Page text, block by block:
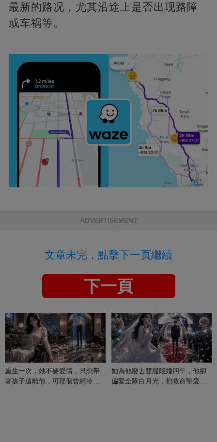
最新的路况，尤其沿途上是否出现路障
或车祸等。
ADVERTISEMENT
文章未完，點擊下一頁繼續
下一頁
重生一次，她不要愛情，只想帶
著孩子遠離他，可那個曾經冷漠
她為他廢去雙腿隱婚四年，他卻
偏愛全隊白月光，把救命摯愛當